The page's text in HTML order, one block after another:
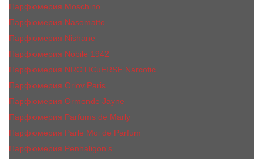
Парфюмерия Moschino
Парфюмерия Nasomatto
Парфюмерия Nishane
Парфюмерия Nobile 1942
Парфюмерия NROTICuERSE Narcotic
Парфюмерия Orlov Paris
Парфюмерия Ormonde Jayne
Парфюмерия Parfums de Marly
Парфюмерия Parle Moi de Parfum
Парфюмерия Penhaligon's